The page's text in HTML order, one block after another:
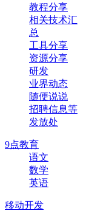
教程分享
相关技术汇
总
工具分享
资源分享
研发
业界动态
随便说说
招聘信息等
发放处
9点教育
语文
数学
英语
移动开发